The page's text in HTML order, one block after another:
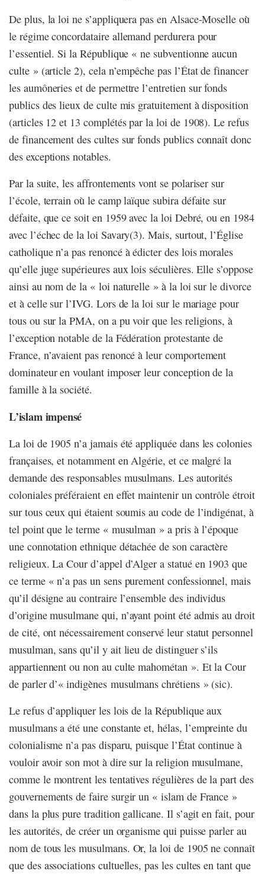
De plus, la loi ne s’appliquera pas en Alsace-Moselle où
le régime concordataire allemand perdurera pour
l’essentiel. Si la République « ne subventionne aucun
culte » (article 2), cela n’empêche pas l’État de financer
les aumôneries et de permettre l’entretien sur fonds
publics des lieux de culte mis gratuitement à disposition
(articles 12 et 13 complétés par la loi de 1908). Le refus
de financement des cultes sur fonds publics connaît donc
des exceptions notables.
Par la suite, les affrontements vont se polariser sur
l’école, terrain où le camp laïque subira défaite sur
défaite, que ce soit en 1959 avec la loi Debré, ou en 1984
avec l’échec de la loi Savary(3). Mais, surtout, l’Église
catholique n’a pas renoncé à édicter des lois morales
qu’elle juge supérieures aux lois séculières. Elle s’oppose
ainsi au nom de la « loi naturelle » à la loi sur le divorce
et à celle sur l’IVG. Lors de la loi sur le mariage pour
tous ou sur la PMA, on a pu voir que les religions, à
l’exception notable de la Fédération protestante de
France, n’avaient pas renoncé à leur comportement
dominateur en voulant imposer leur conception de la
famille à la société.
L’islam impensé
La loi de 1905 n’a jamais été appliquée dans les colonies
françaises, et notamment en Algérie, et ce malgré la
demande des responsables musulmans. Les autorités
coloniales préféraient en effet maintenir un contrôle étroit
sur tous ceux qui étaient soumis au code de l’indigénat, à
tel point que le terme « musulman » a pris à l’époque
une connotation ethnique détachée de son caractère
religieux. La Cour d’appel d’Alger a statué en 1903 que
ce terme « n’a pas un sens purement confessionnel, mais
qu’il désigne au contraire l’ensemble des individus
d’origine musulmane qui, n’ayant point été admis au droit
de cité, ont nécessairement conservé leur statut personnel
musulman, sans qu’il y ait lieu de distinguer s’ils
appartiennent ou non au culte mahométan ». Et la Cour
de parler d’« indigènes musulmans chrétiens » (sic).
Le refus d’appliquer les lois de la République aux
musulmans a été une constante et, hélas, l’empreinte du
colonialisme n’a pas disparu, puisque l’État continue à
vouloir avoir son mot à dire sur la religion musulmane,
comme le montrent les tentatives régulières de la part des
gouvernements de faire surgir un « islam de France »
dans la plus pure tradition gallicane. Il s’agit en fait, pour
les autorités, de créer un organisme qui puisse parler au
nom de tous les musulmans. Or, la loi de 1905 ne connaît
que des associations cultuelles, pas les cultes en tant que